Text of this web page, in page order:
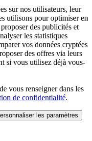
sur nos utilisateurs, leur
utilisons pour optimiser en
des publicités et
les statistiques
vos données cryptées
des offres via leurs
si vous utilisez déjà vous-
vous renseigner dans les
de confidentialité.
les paramètres